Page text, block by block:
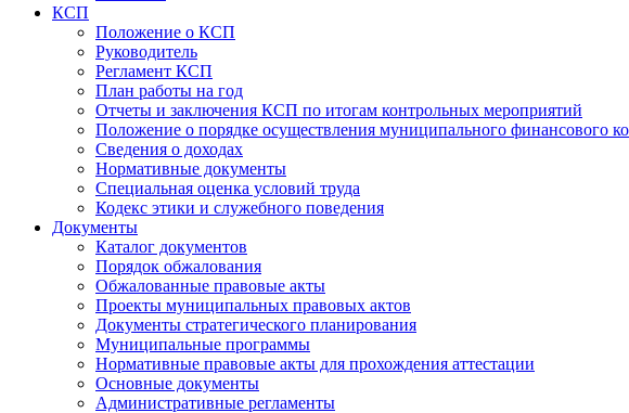
КСП
Положение о КСП
Руководитель
Регламент КСП
План работы на год
Отчеты и заключения КСП по итогам контрольных мероприятий
Положение о порядке осуществления муниципального финансового
Сведения о доходах
Нормативные документы
Специальная оценка условий труда
Кодекс этики и служебного поведения
Документы
Каталог документов
Порядок обжалования
Обжалованные правовые акты
Проекты муниципальных правовых актов
Документы стратегического планирования
Муниципальные программы
Нормативные правовые акты для прохождения аттестации
Основные документы
Административные регламенты